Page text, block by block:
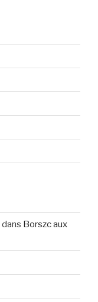
dans Borszc aux